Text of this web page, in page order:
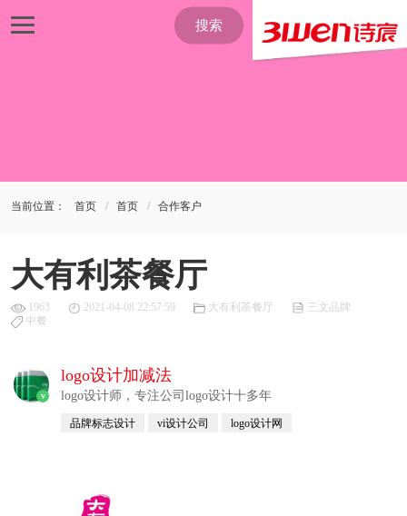
搜索
当前位置： 首页 首页 合作客户
大有利茶餐厅
1963 2021-04-08 22:57:59 大有利茶餐厅
三文品牌
中餐
v
logo设计加减法
logo设计师，专注公司logo设计十多年
品牌标志设计 vi设计公司 logo设计网